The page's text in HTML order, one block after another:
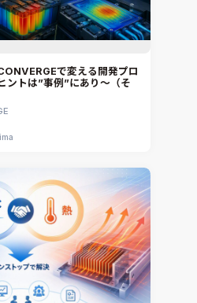
で変える開発プロ
ントは”事例”にあり～（そ